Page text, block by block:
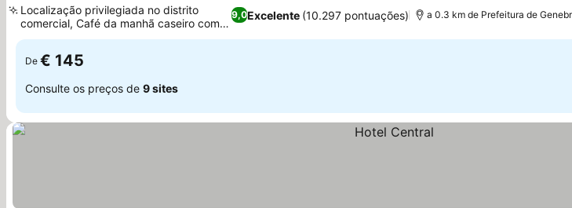
9,0Excelente (10.297 pontuações)
Localização privilegiada no distrito
comercial, Café da manhã caseiro com
diversas opções
a 0.3 km de Prefeitura de
De € 145
Consulte os preços de 9 sites